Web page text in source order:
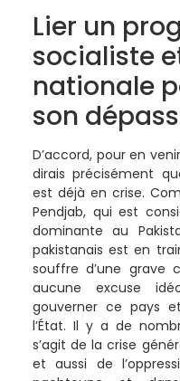
Lier un
socialiste
nationale
son
D’accord, pour en
dirais précisément
est déjà en crise.
Pendjab, qui est
dominante au
pakistanais est en
souffre d’une grave
aucune excuse
gouverner ce pays
l’État. Il y a de
s’agit de la crise
et aussi de